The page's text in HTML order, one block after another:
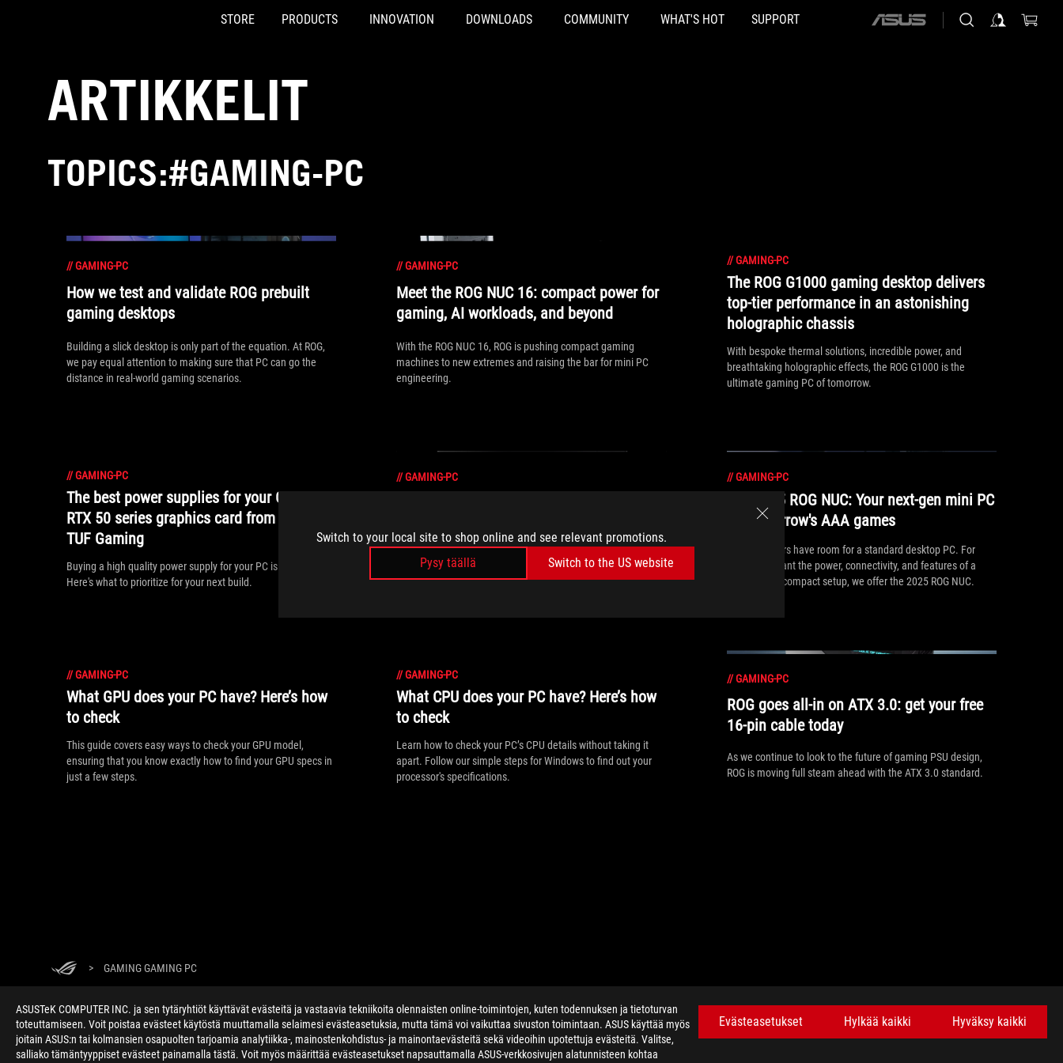
ASUSTeK COMPUTER INC. ja sen tytäryhtiöt käyttävät evästeitä ja vastaavia tekniikoita olennaisten online-toimintojen, kuten todennuksen ja tietoturvan
toteuttamiseen. Voit poistaa evästeet käytöstä muuttamalla selaimesi evästeasetuksia, mutta tämä voi vaikuttaa sivuston toimintaan. ASUS käyttää myös
joitain ASUS:n tai kolmansien osapuolten tarjoamia analytiikka-, mainostenkohdistus- ja mainontaevästeitä sekä videoihin upotettuja evästeitä. Valitse,
salliako tämäntyyppiset evästeet painamalla tästä. Voit myös määrittää evästeasetukset napsauttamalla ASUS-verkkosivujen alatunnisteen kohtaa
Evästeasetukset Hylkää kaikki Hyväksy kaikki
Switch to your local site to shop online and see relevant promotions.
Pysy täällä
Switch to the US website
STORE PRODUCTS INNOVATION DOWNLOADS COMMUNITY WHAT'S HOT SUPPORT
ASUS
ARTIKKELIT
TOPICS:#GAMING-PC
//GAMING-PC
How we test and validate ROG prebuilt
gaming desktops
Building a slick desktop is only part of the equation. At ROG,
we pay equal attention to making sure that PC can go the
distance in real-world gaming scenarios.
//GAMING-PC
Meet the ROG NUC 16: compact power for
gaming, AI workloads, and beyond
With the ROG NUC 16, ROG is pushing compact gaming
machines to new extremes and raising the bar for mini PC
engineering.
// GAMING-PC
The ROG G1000 gaming desktop delivers
top-tier performance in an astonishing
holographic chassis
With bespoke thermal solutions, incredible power, and
breathtaking holographic effects, the ROG G1000 is the
ultimate gaming PC of tomorrow.
//GAMING-PC
The best power supplies for your GeForce
RTX 50 series graphics card from ROG and
TUF Gaming
Buying a high quality power supply for your PC is critical.
Here's what to prioritize for your next build.
//GAMING-PC
We've crafted a next-gen tower from the ground up and give
you the ultimate gaming experience, fine-tuned, tested, and
assembled by the people who made ROG the best brand in
// GAMING-PC
The 2025 ROG NUC: Your next-gen mini PC
for tomorrow's AAA games
Not all gamers have room for a standard desktop PC. For
those who want the power, connectivity, and features of a
desktop in a compact setup, we offer the 2025 ROG NUC.
//GAMING-PC
What GPU does your PC have? Here’s how
to check
This guide covers easy ways to check your GPU model,
ensuring that you know exactly how to find your GPU specs in
just a few steps.
//GAMING-PC
What CPU does your PC have? Here’s how
to check
Learn how to check your PC’s CPU details without taking it
apart. Follow our simple steps for Windows to find out your
processor's specifications.
// GAMING-PC
ROG goes all-in on ATX 3.0: get your free
16-pin cable today
As we continue to look to the future of gaming PSU design,
ROG is moving full steam ahead with the ATX 3.0 standard.
> GAMING GAMING PC
HANKI UUSIMMAT TARJOUKSET JA PALJON MUUTA
SIGN UP